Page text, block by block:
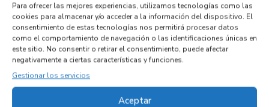
Para ofrecer las mejores experiencias, utilizamos tecnologías como las
cookies para almacenar y/o acceder a la información del dispositivo. El
consentimiento de estas tecnologías nos permitirá procesar datos
como el comportamiento de navegación o las identificaciones únicas en
este sitio. No consentir o retirar el consentimiento, puede afectar
negativamente a ciertas características y funciones.
Gestionar los servicios
Aceptar
Referencia OEM: 10366474
17,95€ (IVA no incluído)